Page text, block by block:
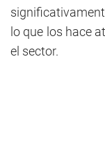
lo que los hace
el sector.